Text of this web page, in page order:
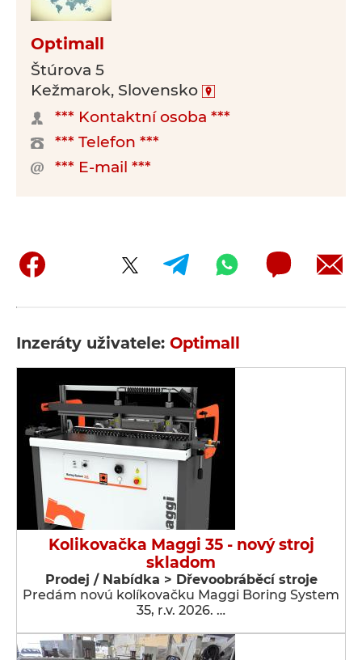
Optimall
Štúrova 5
Kežmarok, Slovensko
*** Kontaktní osoba ***
*** Telefon ***
*** E-mail ***
Inzeráty uživatele: Optimall
Kolikovačka Maggi 35 - nový stroj
skladom
Prodej / Nabídka > Dřevoobráběcí stroje
Predám novú kolíkovačku Maggi Boring System
35, r.v. 2026. …